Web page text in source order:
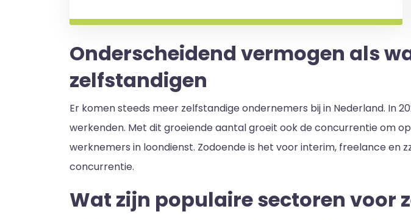
Onderscheidend vermogen als
zelfstandigen
Er komen steeds meer zelfstandige ondernemers bij in Nederland. In
werkenden. Met dit groeiende aantal groeit ook de concurrentie om
werknemers in loondienst. Zodoende is het voor interim, freelance en
concurrentie.
Wat zijn populaire sectoren voor